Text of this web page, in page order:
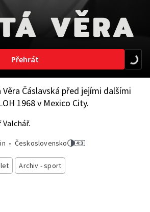
Přehrát
Čáslavská před jejími dalšími
1968 v Mexico City.
Valchář.
• Československo
Archiv - sport